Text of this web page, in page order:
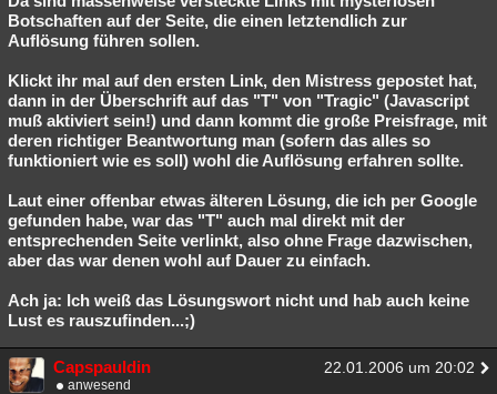
Botschaften auf der Seite, die einen letztendlich zur
Auflösung führen sollen.
Klickt ihr mal auf den ersten Link, den Mistress gepostet hat,
dann in der Überschrift auf das "T" von "Tragic" (Javascript
muß aktiviert sein!) und dann kommt die große Preisfrage, mit
deren richtiger Beantwortung man (sofern das alles so
funktioniert wie es soll) wohl die Auflösung erfahren sollte.
Laut einer offenbar etwas älteren Lösung, die ich per Google
gefunden habe, war das "T" auch mal direkt mit der
entsprechenden Seite verlinkt, also ohne Frage dazwischen,
aber das war denen wohl auf Dauer zu einfach.
Ach ja: Ich weiß das Lösungswort nicht und hab auch keine
Lust es rauszufinden...;)
Capspauldin 22.01.2006 um 20:02
anwesend